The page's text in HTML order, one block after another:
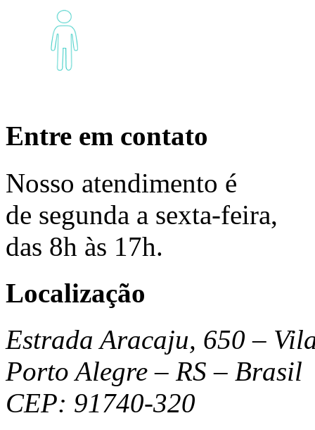
Entre em contato
Nosso atendimento é
de segunda a sexta-feira,
das 8h às 17h.
Localização
Estrada Aracaju, 650 –
Porto Alegre – RS – Brasil
CEP: 91740-320